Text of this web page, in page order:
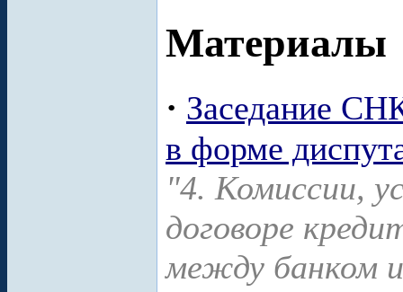
Материалы
· Заседание
в форме
"4. Комиссии,
договоре
между банком